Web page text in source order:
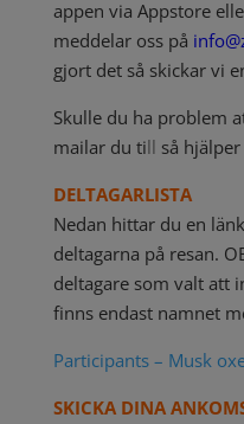
appen via Appstore
meddelar oss på
gjort det så skickar vi
Skulle du ha problem
mailar du till så
DELTAGARLISTA
Nedan hittar du en
deltagarna på resan.
deltagare som valt att
finns endast namnet
Participants – Musk
SKICKA DINA